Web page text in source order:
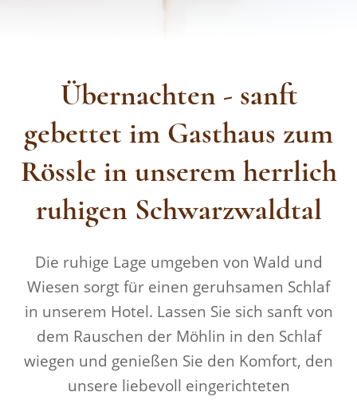
Übernachten - sanft
gebettet im Gasthaus zum
Rössle in unserem herrlich
ruhigen Schwarzwaldtal
Die ruhige Lage umgeben von Wald und
Wiesen sorgt für einen geruhsamen Schlaf
in unserem Hotel. Lassen Sie sich sanft von
dem Rauschen der Möhlin in den Schlaf
wiegen und genießen Sie den Komfort, den
unsere liebevoll eingerichteten